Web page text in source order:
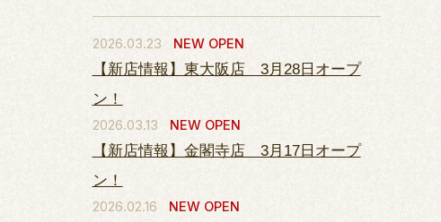
2026.03.23 NEW OPEN
【新店情報】東大阪店 3月28日オープ
ン！
2026.03.13 NEW OPEN
【新店情報】金閣寺店 3月17日オープ
ン！
2026.02.16 NEW OPEN